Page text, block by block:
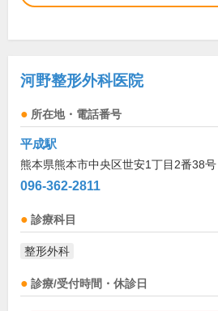
河野整形外科医院
所在地・電話番号
平成駅
熊本県熊本市中央区世安1丁目2番38号
096-362-2811
診療科目
整形外科
診療/受付時間・休診日